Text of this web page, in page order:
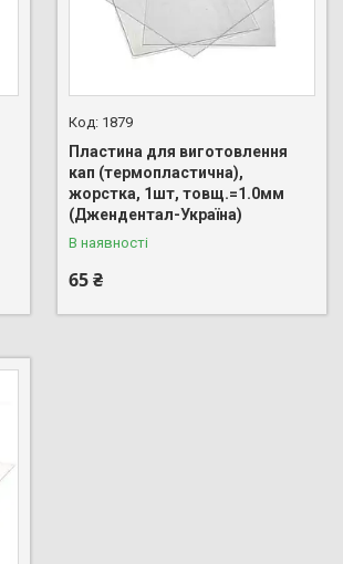
1879
Пластина для виготовлення
кап (термопластична),
жорстка, 1шт, товщ.=1.0мм
(Джендентал-Україна)
В наявності
65 ₴